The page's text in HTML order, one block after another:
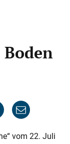
vom 22. Juli